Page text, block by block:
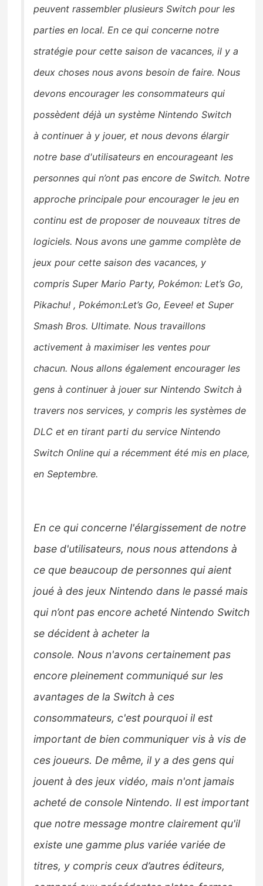
peuvent rassembler plusieurs Switch pour les
parties en local.En ce qui concerne notre
stratégie pour cette saison de vacances, il y a
deux chosesnous avons besoin de faire. Nous
devons encourager les consommateurs qui
possèdent déjà un système Nintendo Switch
àcontinuer à y jouer, et nous devons élargir
notre base d'utilisateurs en encourageant les
personnes qui n’ont pas encore de Switch. Notre
approche principale pour encourager le jeu en
continu est deproposer de nouveaux titres de
logiciels. Nous avons une gamme complète de
jeux pour cette saison des vacances, y
comprisSuper Mario Party, Pokémon: Let’s Go,
Pikachu! , Pokémon:Let’s Go, Eevee! et Super
SmashBros. Ultimate. Nous travaillons
activement à maximiser les ventes pour
chacun. Nous allons également encouragerles
gens à continuer à jouer sur Nintendo Switch à
travers nos services, y compris les systèmes de
DLC et en tirant parti du service Nintendo
Switch Online qui a récemment été mis en place,
enSeptembre.
En ce qui concerne l'élargissement de notre
base d'utilisateurs, nous nous attendons à
ce que beaucoup de personnes qui aient
joué à des jeux Nintendo dans le passé mais
qui n’ont pas encore acheté Nintendo Switch
se décident à acheter la
console. Nousn'avons certainement pas
encore pleinement communiqué sur les
avantages de la Switch à ces
consommateurs, c'est pourquoi il est
important de bien communiquer vis à vis de
ces joueurs. De même, il y a des gens qui
jouent à des jeux vidéo, mais n'ont jamais
acheté de console Nintendo. Il est important
que notre message montre clairement qu'il
existe une gamme plus variée variée de
titres, y compris ceux d’autres éditeurs,